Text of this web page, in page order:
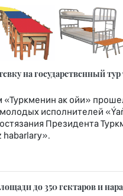
на государственный тур
ак ойи»
исполнителей
Президента
habarlary».
до 350 гектаров и